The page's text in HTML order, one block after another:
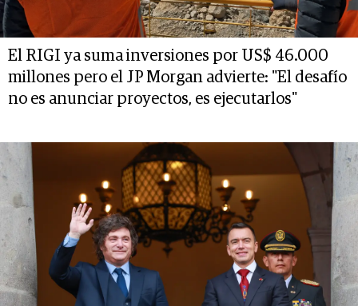
El RIGI ya suma inversiones por US$ 46.000
millones pero el JP Morgan advierte: "El desafío
no es anunciar proyectos, es ejecutarlos"